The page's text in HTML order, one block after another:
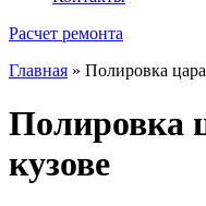
Расчет ремонта
Главная » Полировка
Полировка
кузове